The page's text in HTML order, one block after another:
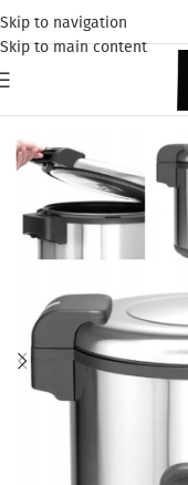
Skip to navigation
Skip to main content